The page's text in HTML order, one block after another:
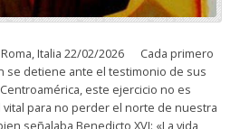
Italia 22/02/2026 Cada primero
se detiene ante el testimonio de sus
este ejercicio no es
para no perder el norte de nuestra